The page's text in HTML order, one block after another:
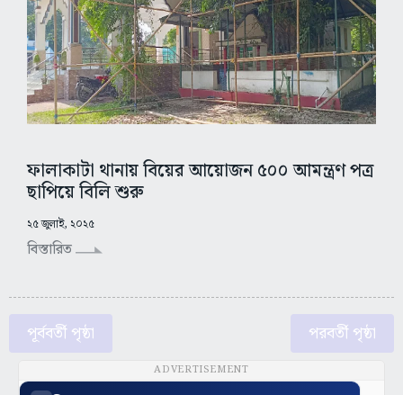
ফালাকাটা থানায় বিয়ের আয়োজন ৫০০ আমন্ত্রণ পত্র
ছাপিয়ে বিলি শুরু
২৫ জুলাই, ২০২৫
বিস্তারিত
পূর্ববর্তী পৃষ্ঠা পরবর্তী পৃষ্ঠা
ADVERTISEMENT